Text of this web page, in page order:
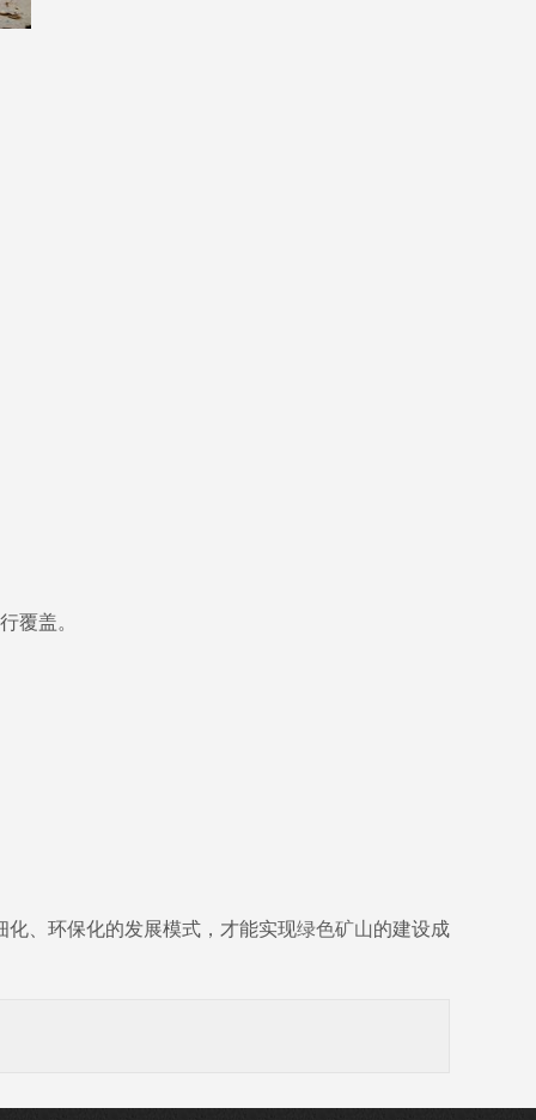
覆盖。
、环保化的发展模式，才能实现绿色矿山的建设成